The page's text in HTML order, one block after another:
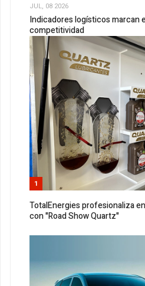
JUL, 08 2026
Indicadores logísticos marcan
competitividad
1
TotalEnergies profesionaliza
con "Road Show Quartz"